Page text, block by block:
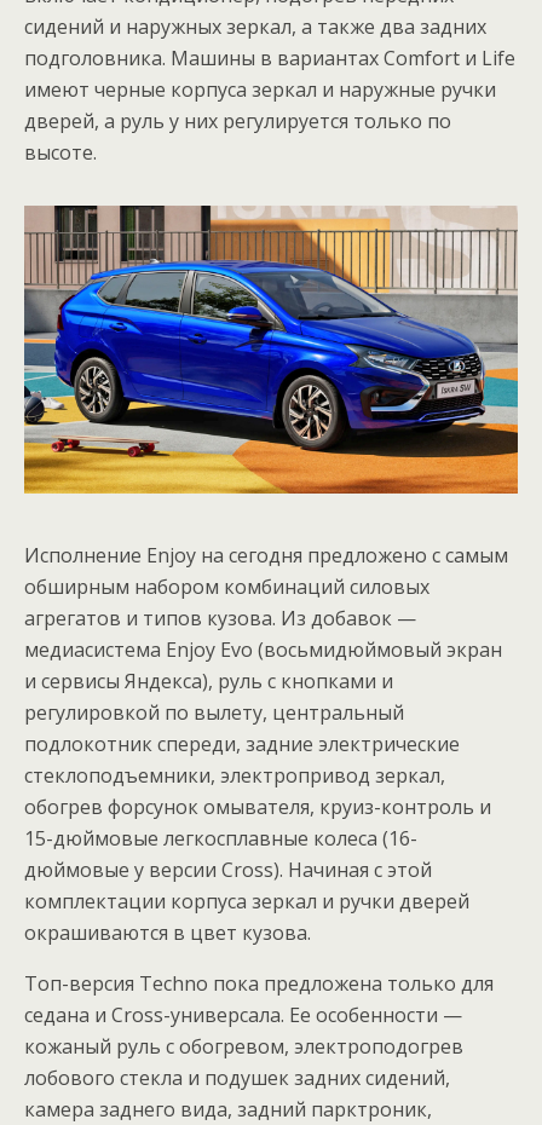
сидений и наружных зеркал, а также два задних
подголовника. Машины в вариантах Comfort и Life
имеют черные корпуса зеркал и наружные ручки
дверей, а руль у них регулируется только по
высоте.
Исполнение Enjoy на сегодня предложено с самым
обширным набором комбинаций силовых
агрегатов и типов кузова. Из добавок —
медиасистема Enjoy Evo (восьмидюймовый экран
и сервисы Яндекса), руль с кнопками и
регулировкой по вылету, центральный
подлокотник спереди, задние электрические
стеклоподъемники, электропривод зеркал,
обогрев форсунок омывателя, круиз-контроль и
15-дюймовые легкосплавные колеса (16-
дюймовые у версии Cross). Начиная с этой
комплектации корпуса зеркал и ручки дверей
окрашиваются в цвет кузова.
Топ-версия Techno пока предложена только для
седана и Cross-универсала. Ее особенности —
кожаный руль с обогревом, электроподогрев
лобового стекла и подушек задних сидений,
камера заднего вида, задний парктроник,